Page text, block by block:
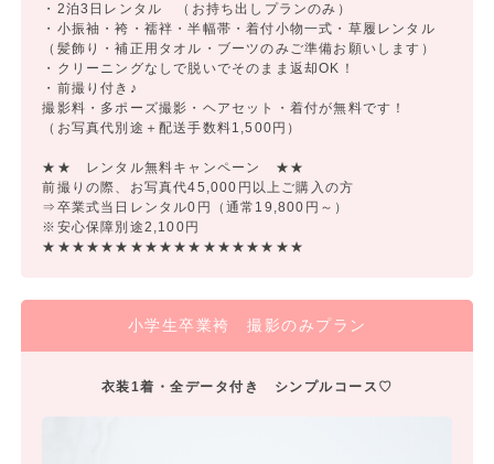
・2泊3日レンタル （お持ち出しプランのみ）
・小振袖・袴・襦袢・半幅帯・着付小物一式・草履レンタル
（髪飾り・補正用タオル・ブーツのみご準備お願いします）
・クリーニングなしで脱いでそのまま返却OK！
・前撮り付き♪
撮影料・多ポーズ撮影・ヘアセット・着付が無料です！
（お写真代別途＋配送手数料1,500円）
★★ レンタル無料キャンペーン ★★
前撮りの際、お写真代45,000円以上ご購入の方
⇒卒業式当日レンタル0円（通常19,800円～）
※安心保障別途2,100円
★★★★★★★★★★★★★★★★★★
小学生卒業袴 撮影のみプラン
衣装1着・全データ付き シンプルコース♡